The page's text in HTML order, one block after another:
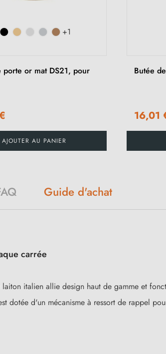
+1
porte or mat DS21, pour
AJOUTER AU PANIER
Butée
16,01
Guide d'achat
carrée
italien allie design haut de gamme et
dotée d'un mécanisme à ressort de rappel